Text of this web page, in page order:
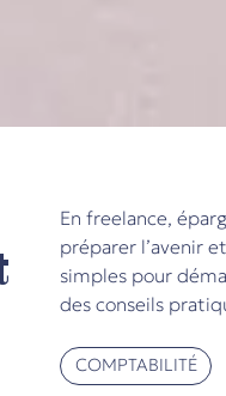
En freelance,
préparer l’avenir
simples pour
des conseils
COMPTABILITÉ